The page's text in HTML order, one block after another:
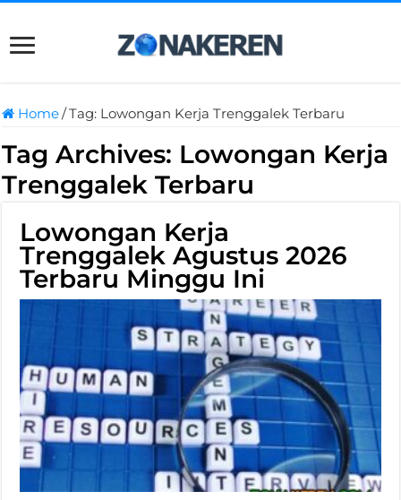
Home/Tag: Lowongan Kerja Trenggalek Terbaru
Tag Archives: Lowongan Kerja
Trenggalek Terbaru
Lowongan Kerja
Trenggalek Agustus 2026
Terbaru Minggu Ini